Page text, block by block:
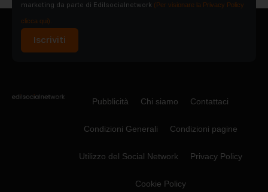
marketing da parte di Edilsocialnetwork (Per visionare la Privacy Policy
clicca qui).
Iscriviti
Pubblicità Chi siamo Contattaci
Condizioni Generali Condizioni pagine
Utilizzo del Social Network Privacy Policy
Cookie Policy